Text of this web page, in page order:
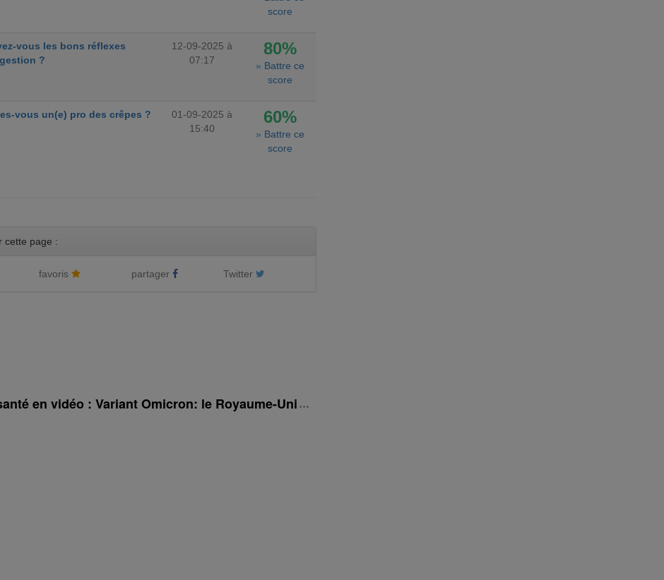
score
vous les bons réflexes
?
12-09-2025 à
07:17
80%
» Battre ce
score
vous un(e) pro des crêpes ?
01-09-2025 à
15:40
60%
» Battre ce
score
cette page :
favoris partager Twitter
en vidéo : Variant Omicron: le Royaume-Uni rehausse son niveau d'alerte, une première en 7 mois